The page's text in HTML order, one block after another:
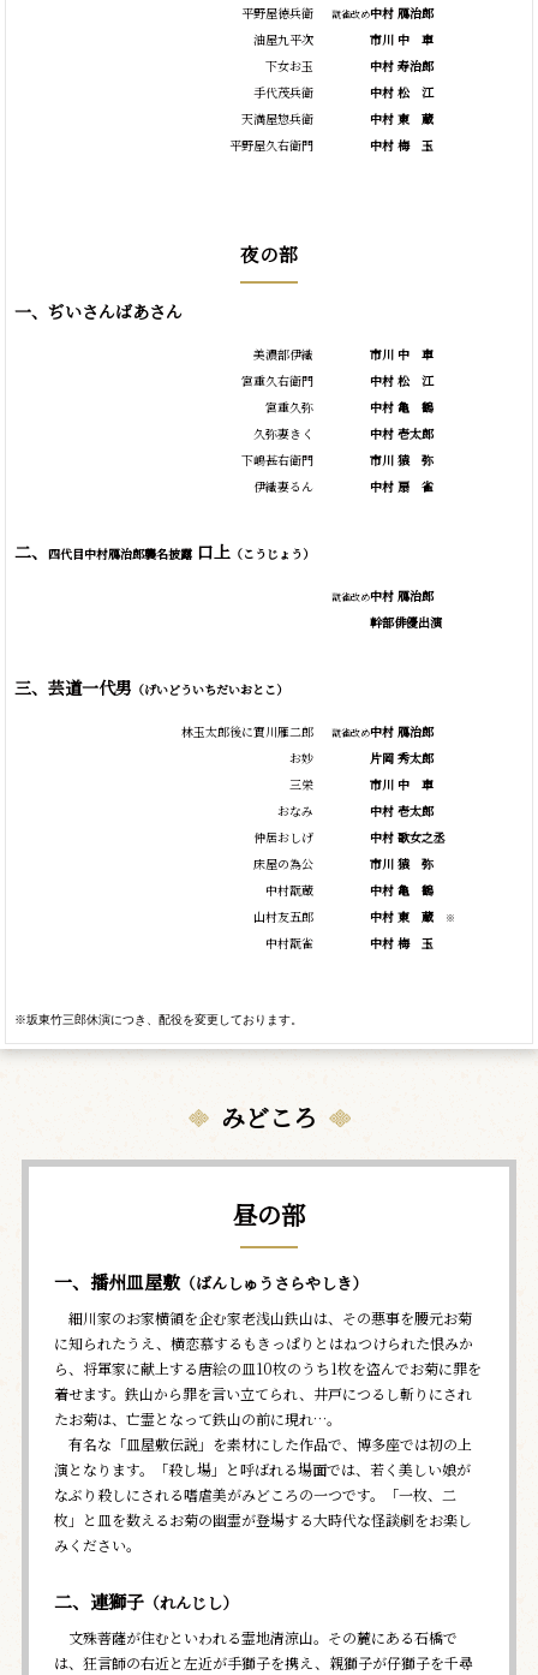
平野屋徳兵衛
油屋九平次
下女お玉
手代茂兵衛
天満屋惣兵衛
平野屋久右衛門
翫雀改め中村 鴈治郎
市川 中
車
中村 寿治郎
中村 松
江
中村 東
蔵
中村 梅 玉
夜の部
一、ぢいさんばあさん
美濃部伊織
宮重久右衛門
宮重久弥
久弥妻きく
下嶋甚右衛門
伊織妻るん
市川 中
車
中村 松
江
中村 亀
鶴
中村 壱太郎
市川 猿
弥
中村 扇 雀
二、 四代目中村鴈治郎襲名披露口上（こうじょう）
翫雀改め中村 鴈治郎
幹部俳優出演
三、芸道一代男 （げいどういちだいおとこ）
林玉太郎後に實川雁二郎
お妙
三栄
おなみ
仲居おしげ
床屋の為公
中村翫蔵
山村友五郎
中村翫雀
翫雀改め中村 鴈治郎
片岡 秀太郎
市川 中
車
中村 壱太郎
中村 歌女之丞
市川 猿
弥
中村 亀
鶴
中村 東 蔵 ※
中村 梅 玉
※坂東竹三郎休演につき、配役を変更しております。
みどころ
昼の部
一、播州皿屋敷（ばんしゅうさらやしき）
細川家のお家横領を企む家老浅山鉄山は、その悪事を腰元お菊
に知られたうえ、横恋慕するもきっぱりとはねつけられた恨みか
ら、将軍家に献上する唐絵の皿10枚のうち1枚を盗んでお菊に罪を
着せます。鉄山から罪を言い立てられ、井戸につるし斬りにされ
たお菊は、亡霊となって鉄山の前に現れ…。
有名な「皿屋敷伝説」を素材にした作品で、博多座では初の上
演となります。「殺し場」と呼ばれる場面では、若く美しい娘が
なぶり殺しにされる嗜虐美がみどころの一つです。「一枚、二
枚」と皿を数えるお菊の幽霊が登場する大時代な怪談劇をお楽し
みください。
二、連獅子（れんじし）
文殊菩薩が住むといわれる霊地清涼山。その麓にある石橋で
は、狂言師の右近と左近が手獅子を携え、親獅子が仔獅子を千尋